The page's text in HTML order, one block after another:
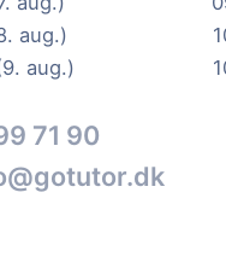
aug.)
aug.)
71 90